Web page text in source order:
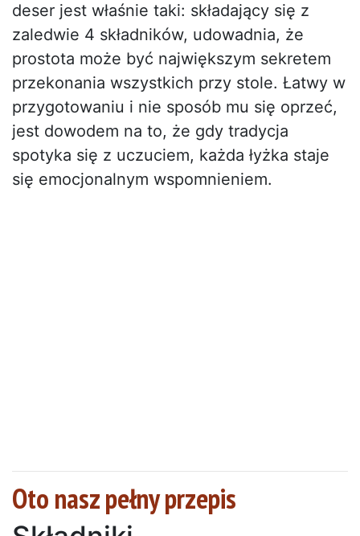
deser jest właśnie taki: składający się z
zaledwie 4 składników, udowadnia, że
prostota może być największym sekretem
przekonania wszystkich przy stole. Łatwy w
przygotowaniu i nie sposób mu się oprzeć,
jest dowodem na to, że gdy tradycja
spotyka się z uczuciem, każda łyżka staje
się emocjonalnym wspomnieniem.
Oto nasz pełny przepis